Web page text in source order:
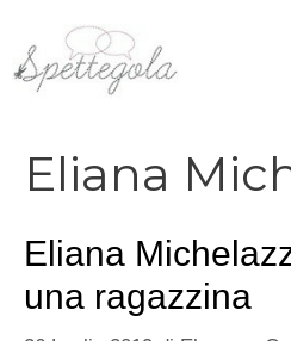
contenuto
Eliana
Eliana
una ragazzina